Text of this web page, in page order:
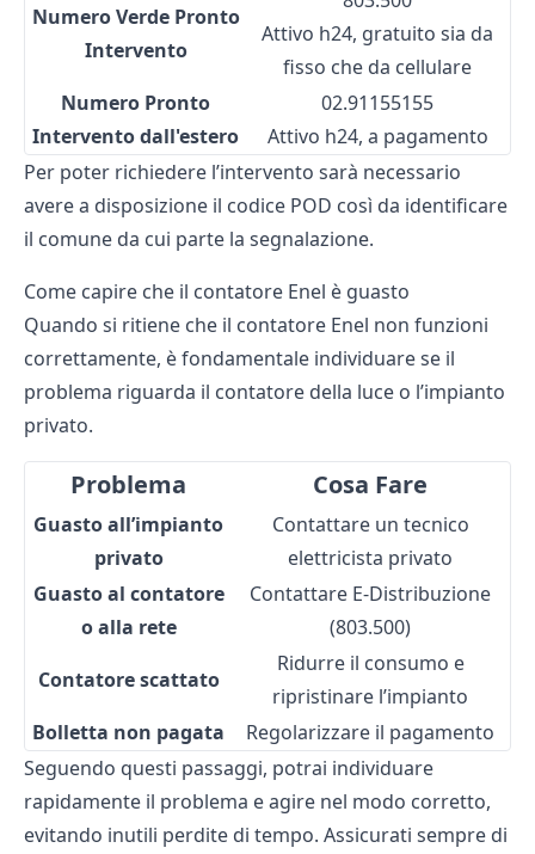
Numero Verde Pronto
Intervento
Attivo h24, gratuito sia da
fisso che da cellulare
Numero Pronto
Intervento dall'estero
02.91155155
Attivo h24, a pagamento
Per poter richiedere l’intervento sarà necessario
avere a disposizione il codice POD così da identificare
il comune da cui parte la segnalazione.
Come capire che il contatore Enel è guasto
Quando si ritiene che il contatore Enel non funzioni
correttamente, è fondamentale individuare se il
problema riguarda il contatore della luce o l’impianto
privato.
Problema Cosa Fare
Guasto all’impianto
privato
Contattare un tecnico
elettricista privato
Guasto al contatore
o alla rete
Contattare E-Distribuzione
(803.500)
Contatore scattato
Ridurre il consumo e
ripristinare l’impianto
Bolletta non pagata
Regolarizzare il pagamento
Seguendo questi passaggi, potrai individuare
rapidamente il problema e agire nel modo corretto,
evitando inutili perdite di tempo. Assicurati sempre di